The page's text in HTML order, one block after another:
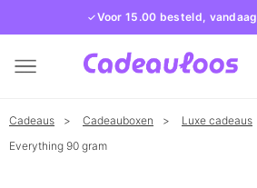
Voor 15.00 besteld,
Cadeaus Cadeauboxen Luxe cadeaus
Everything 90 gram